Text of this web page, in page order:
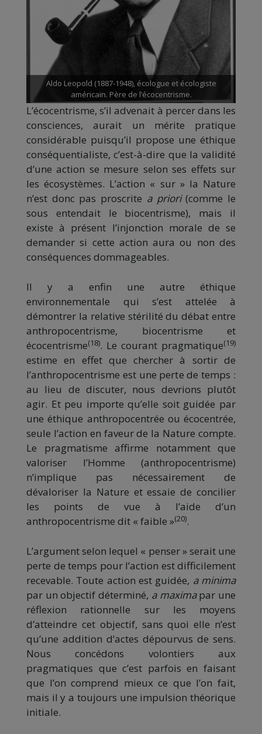
Aldo Leopold (1887-1948), écologue et écologiste
américain. Père de l’écocentrisme.
L’écocentrisme, s’il advenait à percer dans les
consciences, aurait un mérite pratique
considérable puisqu’il propose une éthique
conséquentialiste, c’est-à-dire que la validité
d’une action se mesure selon ses effets sur
les écosystèmes. L’action « sur » la Nature
n’est donc pas proscrite a priori(comme le
sous entendait le biocentrisme), mais il
existe à présent l’injonction morale de se
demander si cette action aura ou non des
conséquences dommageables.
Il y a enfin une autre éthique
environnementale qui s’est attelée à
démontrer la relative stérilité du débat entre
anthropocentrisme, biocentrisme et
écocentrisme(18). Le courant pragmatique(19)
estime en effet que chercher à sortir de
l’anthropocentrisme est une perte de temps :
au lieu de discuter, nous devrions plutôt
agir. Et peu importe qu’elle soit guidée par
une éthique anthropocentrée ou écocentrée,
seule l’action en faveur de la Nature compte.
Le pragmatisme affirme notamment que
valoriser l’Homme (anthropocentrisme)
n’implique pas nécessairement de
dévaloriser la Nature et essaie de concilier
les points de vue à l’aide d’un
anthropocentrisme dit « faible »(20).
L’argument selon lequel « penser » serait une
perte de temps pour l’action est difficilement
recevable. Toute action est guidée, a minima
par un objectif déterminé, a maximapar une
réflexion rationnelle sur les moyens
d’atteindre cet objectif, sans quoi elle n’est
qu’une addition d’actes dépourvus de sens.
Nous concédons volontiers aux
pragmatiques que c’est parfois en faisant
que l’on comprend mieux ce que l’on fait,
mais il y a toujours une impulsion théorique
initiale.